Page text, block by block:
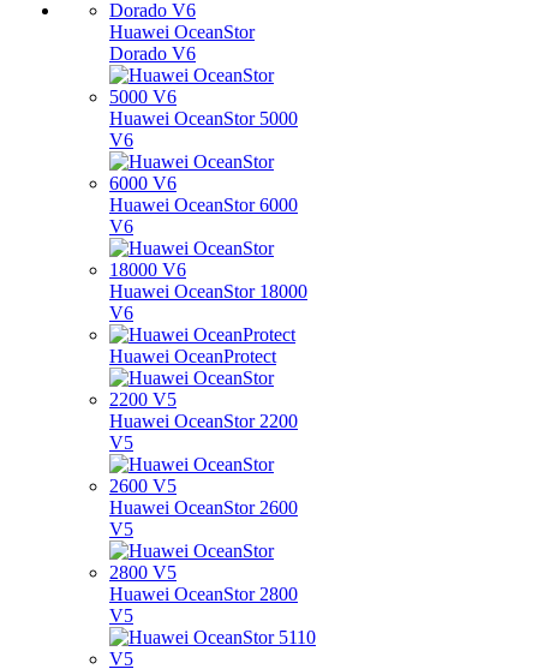
Huawei OceanStor
Dorado V6
Huawei OceanStor 5000
V6
Huawei OceanStor 6000
V6
Huawei OceanStor 18000
V6
Huawei OceanProtect
Huawei OceanStor 2200
V5
Huawei OceanStor 2600
V5
Huawei OceanStor 2800
V5